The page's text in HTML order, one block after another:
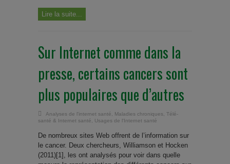
Lire la suite...
Sur Internet comme dans la
presse, certains cancers sont
plus populaires que d’autres
Analyses de l'internet santé Maladies chroniques Télé-
santé & Internet santé
Usages de l'Internet santé
De nombreux sites Web offrent de l’information sur
le cancer. Deux chercheurs, Williamson et Hocken
(2011)[1], les ont analysés pour voir dans quelle